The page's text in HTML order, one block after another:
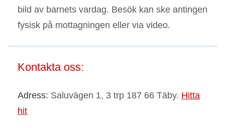
bild av barnets vardag. Besök kan ske antingen
fysisk på mottagningen eller via video.
Kontakta oss:
Adress: Saluvägen 1, 3 trp 187 66 Täby. Hitta
hit